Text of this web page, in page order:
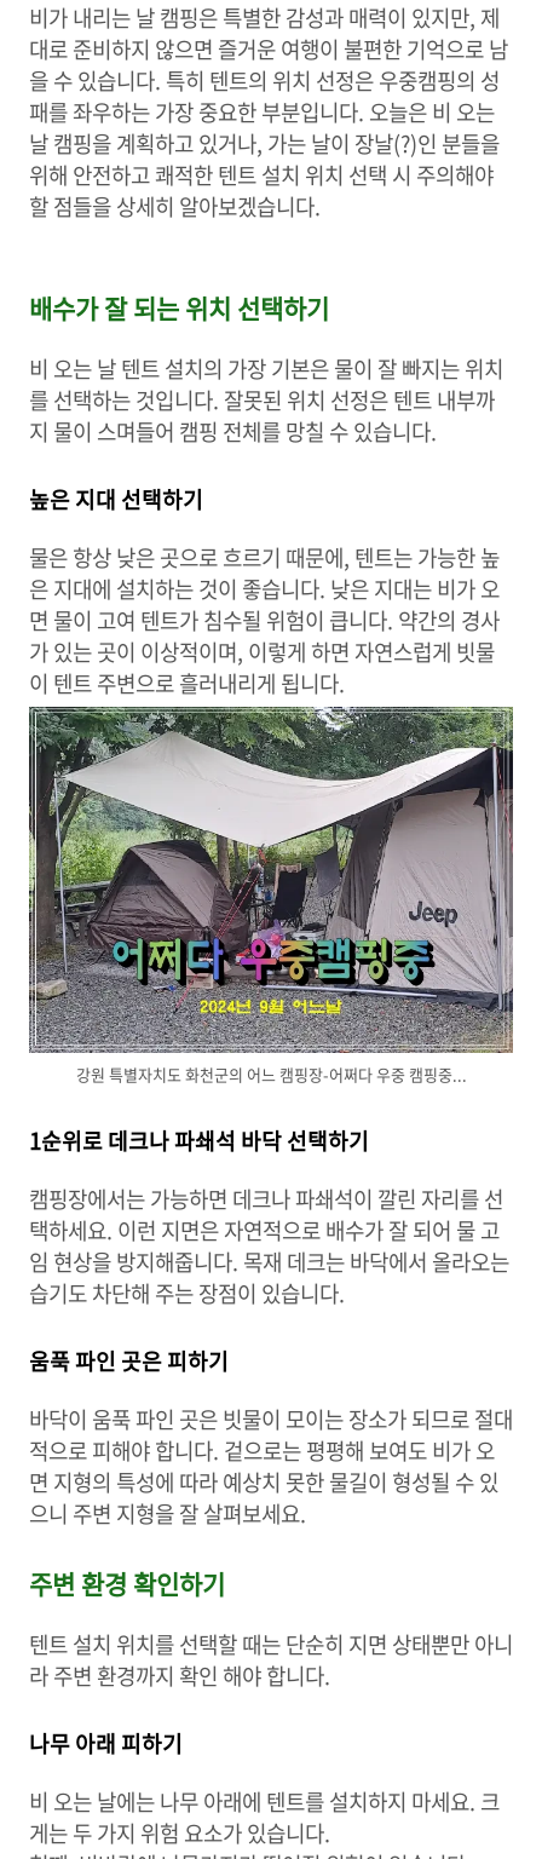
비가 내리는 날 캠핑은 특별한 감성과 매력이 있지만, 제
대로 준비하지 않으면 즐거운 여행이 불편한 기억으로 남
을 수 있습니다. 특히 텐트의 위치 선정은 우중캠핑의 성
패를 좌우하는 가장 중요한 부분입니다. 오늘은 비 오는
날 캠핑을 계획하고 있거나, 가는 날이 장날(?)인 분들을
위해 안전하고 쾌적한 텐트 설치 위치 선택 시 주의해야
할 점들을 상세히 알아보겠습니다.
배수가 잘 되는 위치 선택하기
비 오는 날 텐트 설치의 가장 기본은 물이 잘 빠지는 위치
를 선택하는 것입니다. 잘못된 위치 선정은 텐트 내부까
지 물이 스며들어 캠핑 전체를 망칠 수 있습니다.
높은 지대 선택하기
물은 항상 낮은 곳으로 흐르기 때문에, 텐트는 가능한 높
은 지대에 설치하는 것이 좋습니다. 낮은 지대는 비가 오
면 물이 고여 텐트가 침수될 위험이 큽니다. 약간의 경사
가 있는 곳이 이상적이며, 이렇게 하면 자연스럽게 빗물
이 텐트 주변으로 흘러내리게 됩니다.
강원 특별자치도 화천군의 어느 캠핑장-어쩌다 우중 캠핑중...
1순위로 데크나 파쇄석 바닥 선택하기
캠핑장에서는 가능하면 데크나 파쇄석이 깔린 자리를 선
택하세요. 이런 지면은 자연적으로 배수가 잘 되어 물 고
임 현상을 방지해줍니다. 목재 데크는 바닥에서 올라오는
습기도 차단해 주는 장점이 있습니다.
움푹 파인 곳은 피하기
바닥이 움푹 파인 곳은 빗물이 모이는 장소가 되므로 절대
적으로 피해야 합니다. 겉으로는 평평해 보여도 비가 오
면 지형의 특성에 따라 예상치 못한 물길이 형성될 수 있
으니 주변 지형을 잘 살펴보세요.
주변 환경 확인하기
텐트 설치 위치를 선택할 때는 단순히 지면 상태뿐만 아니
라 주변 환경까지 확인 해야 합니다.
나무 아래 피하기
비 오는 날에는 나무 아래에 텐트를 설치하지 마세요. 크
게는 두 가지 위험 요소가 있습니다.